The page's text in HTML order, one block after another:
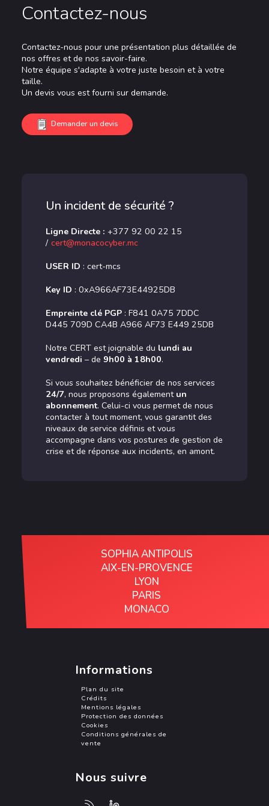
Contactez-nous
Contactez-nous pour une présentation plus détaillée de
nos offres et de nos savoir-faire.
Notre équipe s'adapte à votre juste besoin et à votre
taille.
Un devis vous est fourni sur demande.
Demander un devis
Un incident de sécurité ?
Ligne Directe : +377 92 00 22 15
/ cert@monacocyber.mc
USER ID : cert-mcs
Key ID : 0xA966AF73E44925DB
Empreinte clé PGP: F841 0A75 7DDC
D445 709D CA4B A966 AF73 E449 25DB
Notre CERT est joignable du lundi au
vendredi – de 9h00 à 18h00.
Si vous souhaitez bénéficier de nos services
24/7, nous proposons également un
abonnement. Celui-ci vous permet de nous
contacter à tout moment, vous garantit des
niveaux de service définis et vous
accompagne dans vos postures de gestion de
crise et de réponse aux incidents, en amont.
SOPHIA ANTIPOLIS
AIX-EN-PROVENCE
LYON
PARIS
MONACO
Informations
Plan du site
Crédits
Mentions légales
Protection des données
Cookies
Conditions générales de
vente
Nous suivre